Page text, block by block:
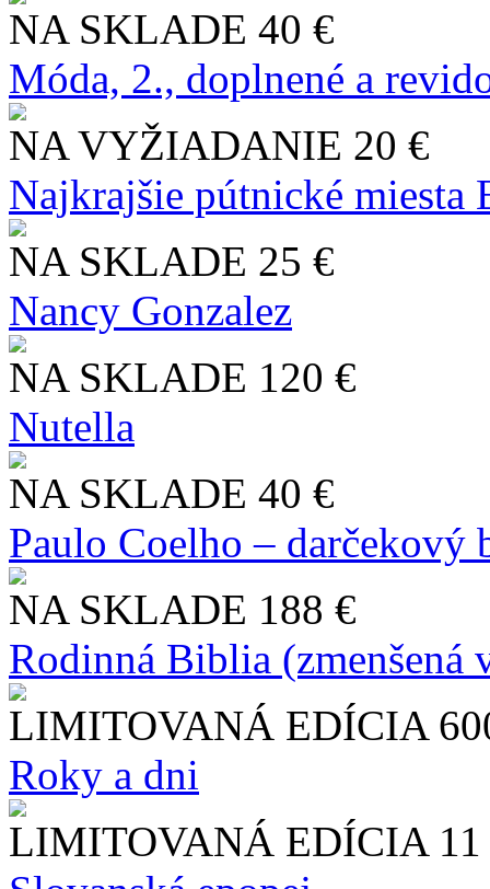
NA SKLADE 40 €
Móda, 2., doplnené a
NA VYŽIADANIE 20 €
Najkrajšie pútnické miesta
NA SKLADE 25 €
Nancy Gonzalez
NA SKLADE 120 €
Nutella
NA SKLADE 40 €
Paulo Coelho – darčekový
NA SKLADE 188 €
Rodinná Biblia (zmenšená
LIMITOVANÁ EDÍCIA
Roky a dni
LIMITOVANÁ EDÍCIA